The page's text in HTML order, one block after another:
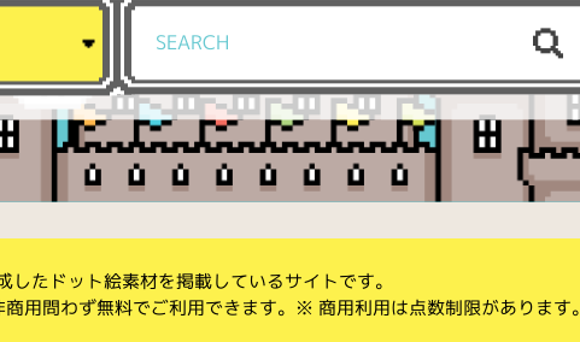
たドット絵素材を掲載しているサイトです。
用問わず無料でご利用できます。※ 商用利用は点数制限があります。